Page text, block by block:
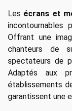
Lesécrans et
incontournables
Offrant une
chanteurs de
spectateurs de
Adaptés aux
établissements
garantissent une